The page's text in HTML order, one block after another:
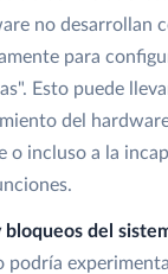
no desarrollan
para
Esto puede
del
o incluso a la
bloqueos del
podría